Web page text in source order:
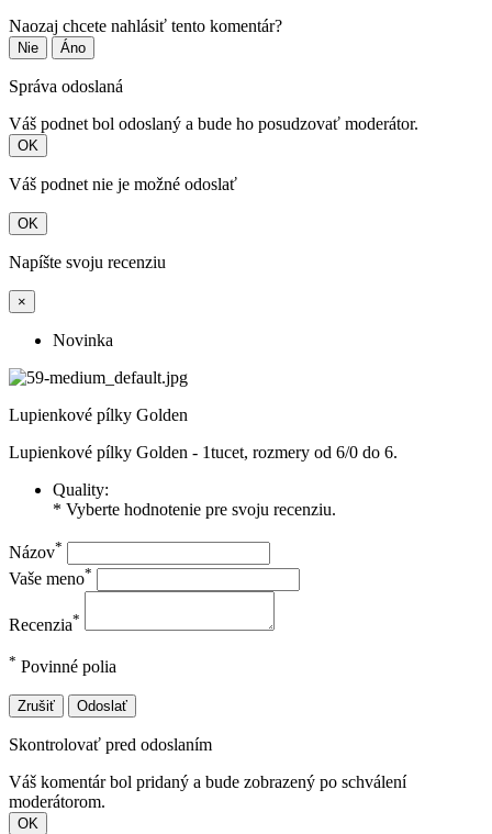
Naozaj chcete nahlásiť tento komentár?
Nie Áno
Správa odoslaná
Váš podnet bol odoslaný a bude ho posudzovať moderátor.
OK
Váš podnet nie je možné odoslať
OK
Napíšte svoju recenziu
×
Novinka
Lupienkové pílky Golden
Lupienkové pílky Golden - 1tucet, rozmery od 6/0 do 6.
Quality:
* Vyberte hodnotenie pre svoju recenziu.
Názov*
Vaše meno*
Recenzia*
* Povinné polia
Zrušiť Odoslať
Skontrolovať pred odoslaním
Váš komentár bol pridaný a bude zobrazený po schválení
moderátorom.
OK